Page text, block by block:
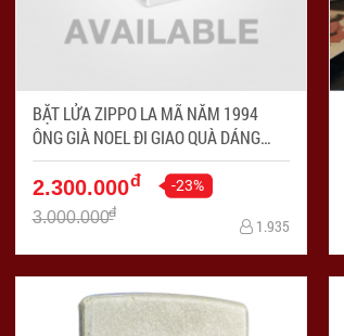
BẶT LỬA ZIPPO LA MÃ NĂM 1994
ÔNG GIÀ NOEL ĐI GIAO QUÀ DÁNG
SINH BẢN MẠ CHORME - Mã SP:
ZPC4267
2.300.000đ -23%
3.000.000đ
1.935